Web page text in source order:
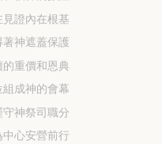
見證內在根基
著神遮蓋保護
的重價和恩典
組成神的會幕
守神祭司職分
中心安營前行